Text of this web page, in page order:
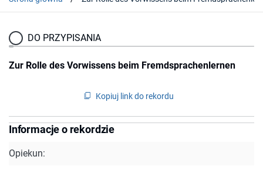
DO PRZYPISANIA
Zur Rolle des Vorwissens beim Fremdsprachenlernen
Kopiuj link do rekordu
Informacje o rekordzie
Opiekun: